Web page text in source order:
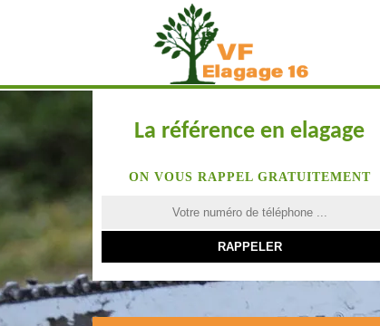
La référence en elagage
ON VOUS RAPPEL GRATUITEMENT